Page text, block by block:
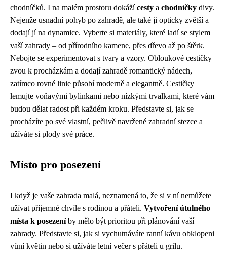
chodníčků. I na malém prostoru dokážícesty a chodníčky divy.
Nejenže usnadní pohyb po zahradě, ale také ji opticky zvětší a
dodají jí na dynamice. Vyberte si materiály, které ladí se stylem
vaší zahrady – od přírodního kamene, přes dřevo až po štěrk.
Nebojte se experimentovat s tvary a vzory. Obloukové cestičky
zvou k procházkám a dodají zahradě romantický nádech,
zatímco rovné linie působí moderně a elegantně. Cestičky
lemujte voňavými bylinkami nebo nízkými trvalkami, které vám
budou dělat radost při každém kroku. Představte si, jak se
procházíte po své vlastní, pečlivě navržené zahradní stezce a
užíváte si plody své práce.
Místo pro posezení
I když je vaše zahrada malá, neznamená to, že si v ní nemůžete
užívat příjemné chvíle s rodinou a přáteli. Vytvoření útulného
místa k posezeníby mělo být prioritou při plánování vaší
zahrady. Představte si, jak si vychutnáváte ranní kávu obklopeni
vůní květin nebo si užíváte letní večer s přáteli u grilu.